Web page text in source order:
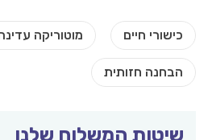
שיטות המשלוח שלנו